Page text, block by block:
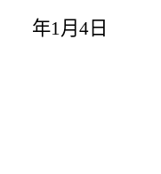
年1月 4 日